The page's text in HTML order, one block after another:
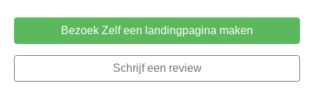
Bezoek Zelf een landingpagina maken
Schrijf een review